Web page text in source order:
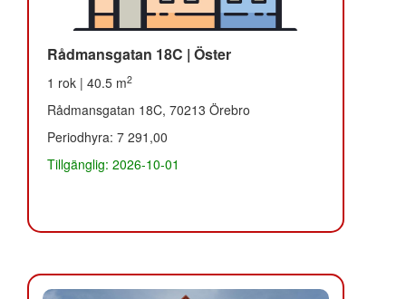
Rådmansgatan 18C | Öster
1 rok | 40.5 m2
Rådmansgatan 18C, 70213 Örebro
Periodhyra: 7 291,00
Tillgänglig: 2026-10-01